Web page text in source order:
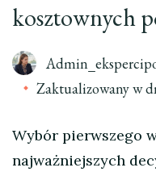
kosztownych
Zaktualizowany w
Wybór pierwszego
najważniejszych